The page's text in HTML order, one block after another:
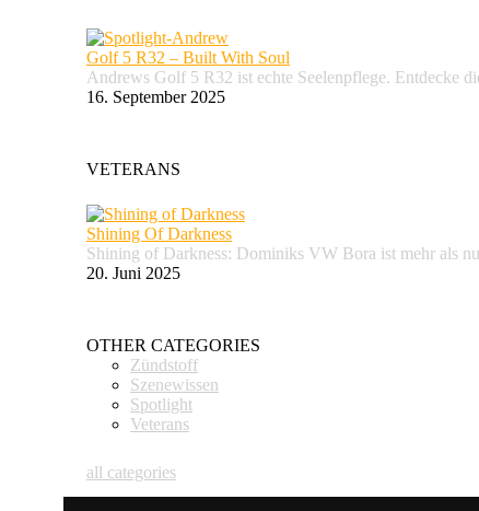
Golf 5 R32 – Built With Soul
Andrews Golf 5 R32 ist echte Seelenpflege. Entdecke
16. September 2025
VETERANS
Shining Of Darkness
Shining of Darkness: Dominiks VW Bora ist mehr als
20. Juni 2025
OTHER CATEGORIES
Zündstoff
Szenewissen
Spotlight
Veterans
all categories